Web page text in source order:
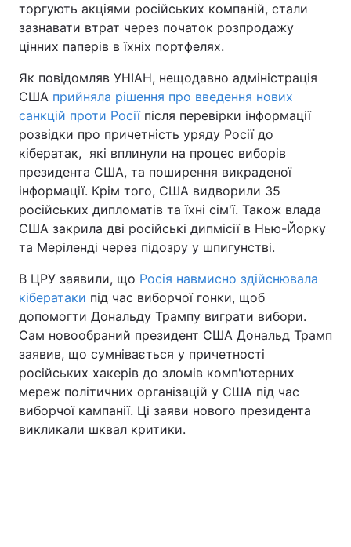
Тема оформлення
торгують акціями російських компаній, стали
зазнавати втрат через початок розпродажу
цінних паперів в їхніх портфелях.
Як повідомляв УНІАН, нещодавно адміністрація
США прийняла рішення про введення нових
санкцій проти Росіїпісля перевірки інформації
розвідки про причетність уряду Росії до
кібератак, які вплинули на процес виборів
президента США, та поширення викраденої
інформації. Крім того, США видворили 35
російських дипломатів та їхні сім'ї. Також влада
США закрила дві російські дипмісії в Нью-Йорку
та Меріленді через підозру у шпигунстві.
В ЦРУ заявили, що Росія навмисно здійснювала
кібератаки під час виборчої гонки, щоб
допомогти Дональду Трампу виграти вибори.
Сам новообраний президент США Дональд Трамп
заявив, що сумнівається у причетності
російських хакерів до зломів комп'ютерних
мереж політичних організацій у США під час
виборчої кампанії. Ці заяви нового президента
викликали шквал критики.